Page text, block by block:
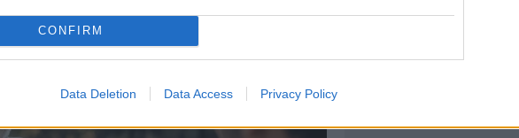
CONFIRM
Data Deletion Data Access Privacy Policy